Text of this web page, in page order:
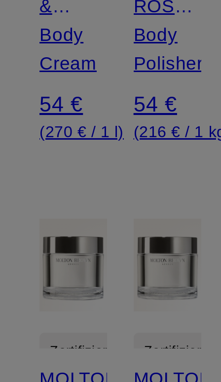
&
BERGAMOT
REFILLABLE
Body
Cream
54 €
(270 € / 1 l)
Body
Polisher
54 €
(216 € / 1
Zertifiziert Zertifiziert